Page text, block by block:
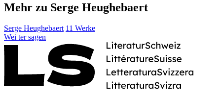
Mehr zu Serge Heughebaert
Serge Heughebaert 11 Werke
Wei ter sagen